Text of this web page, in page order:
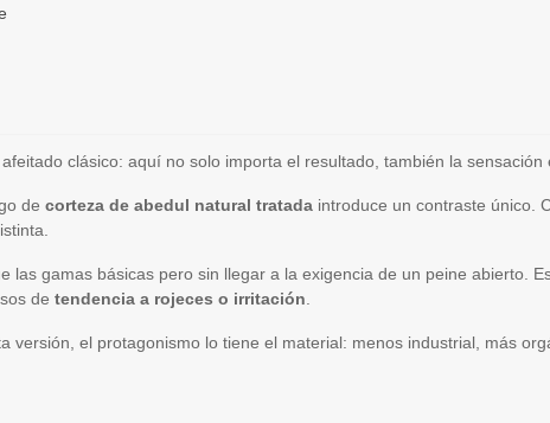
clásico: aquí no solo importa el resultado, también la sensación
de corteza de abedul natural tratada introduce un contraste único.
gamas básicas pero sin llegar a la exigencia de un peine abierto.
de tendencia a rojeces o irritación
el protagonismo lo tiene el material: menos industrial, más